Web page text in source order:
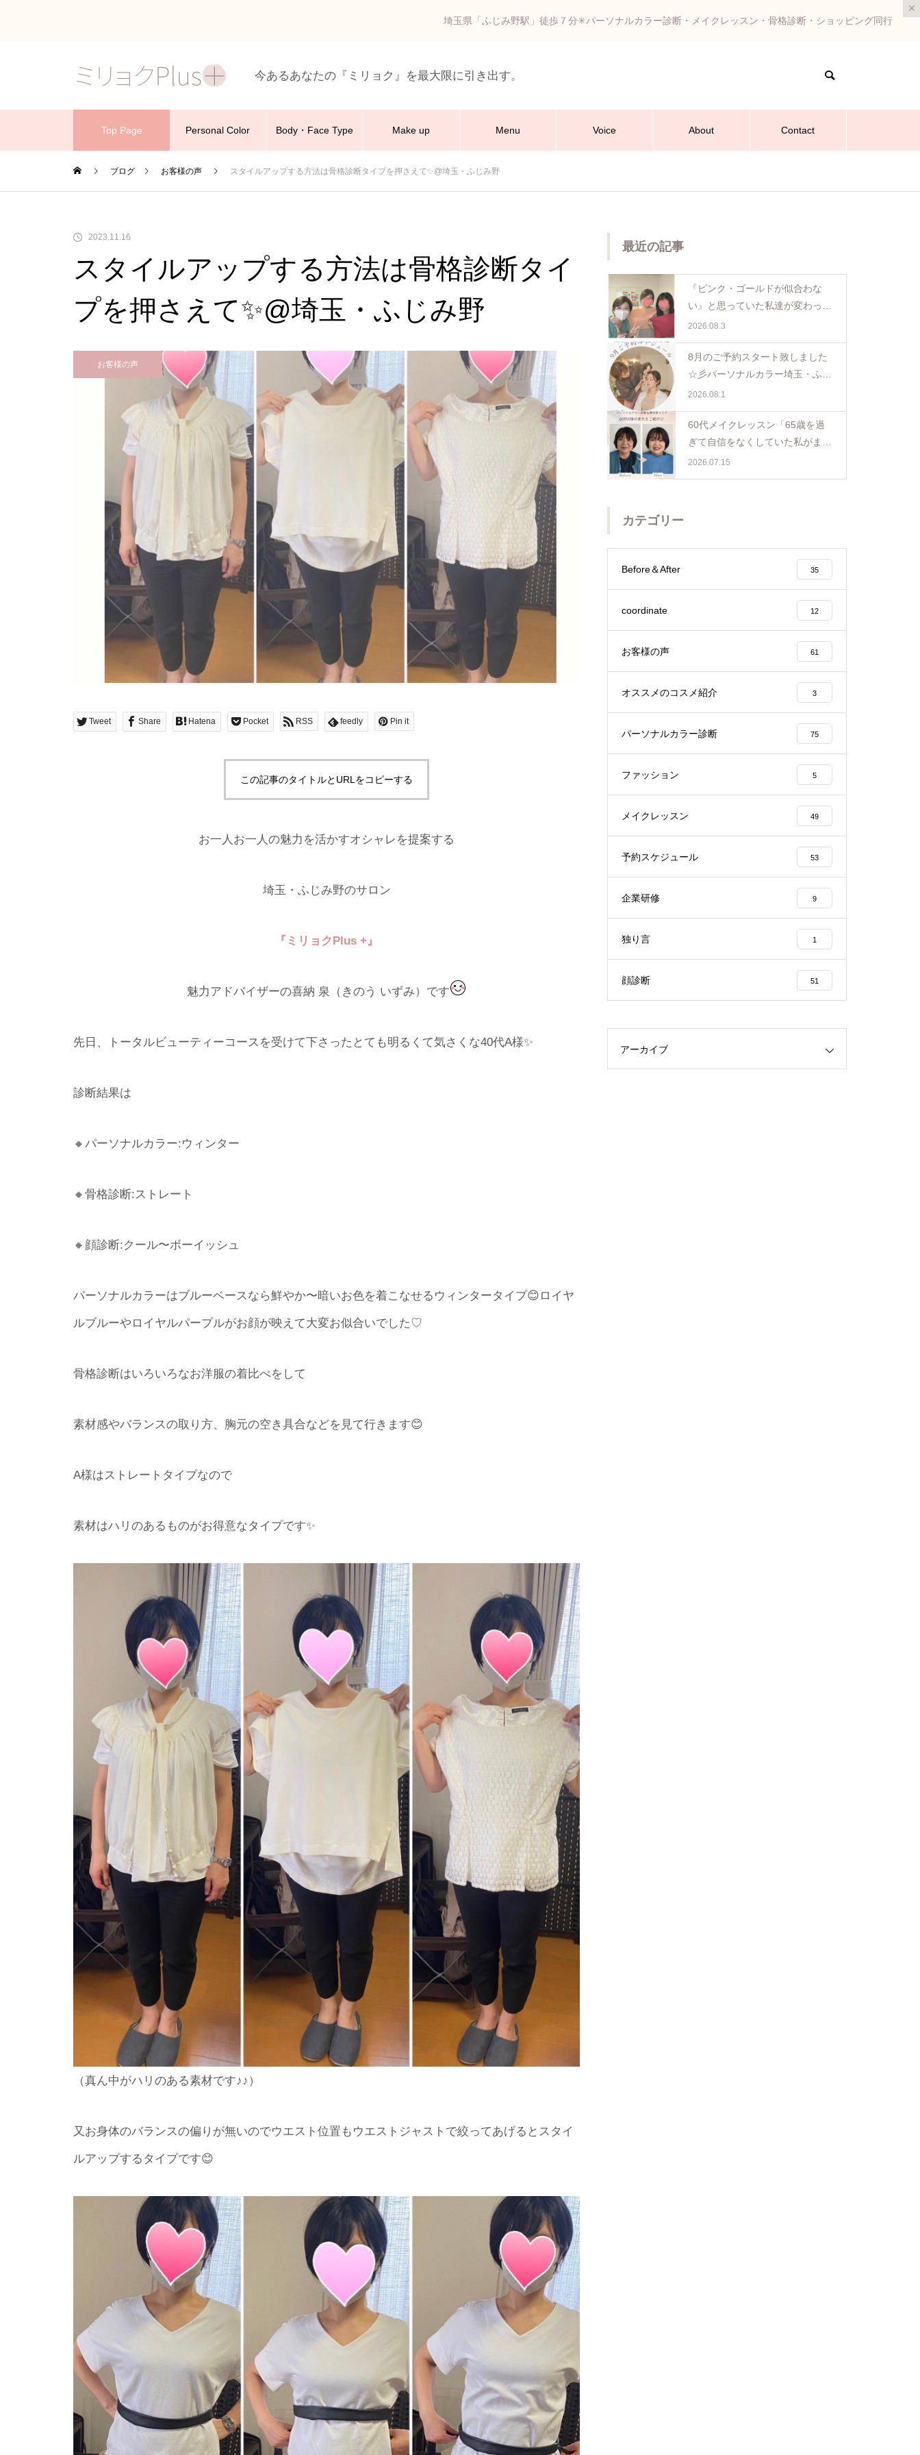
埼玉県「ふじみ野駅」徒歩７分✳︎パーソナルカラー診断・メイクレッスン・骨格診断・ショッピング同行
今あるあなたの『ミリョク』を最大限に引き出す。
Top Page Personal Color Body・Face Type Make up Menu Voice About Contact
ブログ お客様の声 スタイルアップする方法は骨格診断タイプを押さえて✨@埼玉・ふじみ野
2023.11.16
スタイルアップする方法は骨格診断タイ
プを押さえて✨@埼玉・ふじみ野
お客様の声
Tweet Share Hatena Pocket RSS feedly Pin it
この記事のタイトルとURLをコピーする
お一人お一人の魅力を活かすオシャレを提案する
埼玉・ふじみ野のサロン
『ミリョクPlus +』
魅力アドバイザーの喜納 泉（きのう いずみ）です
先日、トータルビューティーコースを受けて下さったとても明るくて気さくな40代A様✨
診断結果は
🔸パーソナルカラー:ウィンター
🔸骨格診断:ストレート
🔸顔診断:クール〜ボーイッシュ
パーソナルカラーはブルーベースなら鮮やか〜暗いお色を着こなせるウィンタータイプ😊ロイヤ
ルブルーやロイヤルパープルがお顔が映えて大変お似合いでした♡
骨格診断はいろいろなお洋服の着比べをして
素材感やバランスの取り方、胸元の空き具合などを見て行きます😊
A様はストレートタイプなので
素材はハリのあるものがお得意なタイプです✨
（真ん中がハリのある素材です♪♪）
又お身体のバランスの偏りが無いのでウエスト位置もウエストジャストで絞ってあげるとスタイ
ルアップするタイプです😊
最近の記事
『ピンク・ゴールドが似合わな
い』と思っていた私達が変わった
日。親子で体験パーソナルカラー
2026.08.3
8月のご予約スタート致しました
☆彡パーソナルカラー埼玉・ふじ
み野
2026.08.1
60代メイクレッスン「65歳を過
ぎて自信をなくしていた私がまた
少し前を向けました☺️埼玉・ふじ
み野
2026.07.15
カテゴリー
Before＆After 35
coordinate 12
お客様の声 61
オススメのコスメ紹介 3
パーソナルカラー診断 75
ファッション 5
メイクレッスン 49
予約スケジュール 53
企業研修 9
独り言 1
顔診断 51
アーカイブ